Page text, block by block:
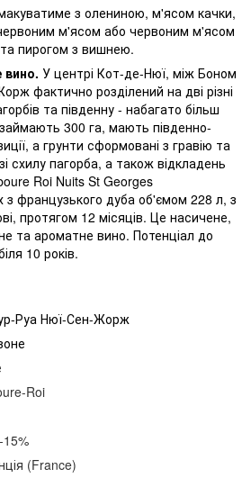
з олениною, м'ясом качки,
м'ясом або червоним м'ясом
та пирогом з вишнею.
вино. У центрі Кот-де-Нюї, між Боном
фактично розділений на дві різні
та південну - набагато більш
300 га, мають південно-
а грунти сформовані з гравію та
схилу пагорба, а також відкладень
Roi Nuits St Georges
з французького дуба об'ємом 228 л, з
протягом 12 місяців. Це насичене,
та ароматне вино. Потенціал до
10 років.
Руа Нюї-Сен-Жорж
Roi
15%
(France)